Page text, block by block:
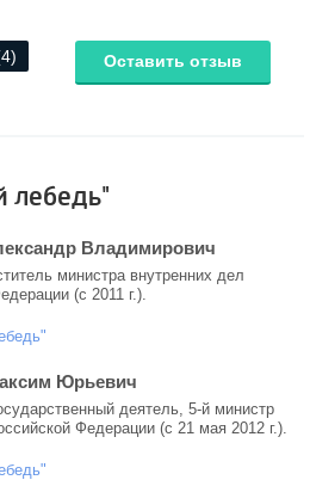
Оставить отзыв
Владимирович
министра внутренних дел
(с 2011 г.).
Юрьевич
деятель, 5-й министр
Федерации (c 21 мая 2012 г.).